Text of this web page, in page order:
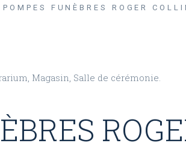
POMPES FUNÈBRES ROGER
Magasin, Salle de cérémonie.